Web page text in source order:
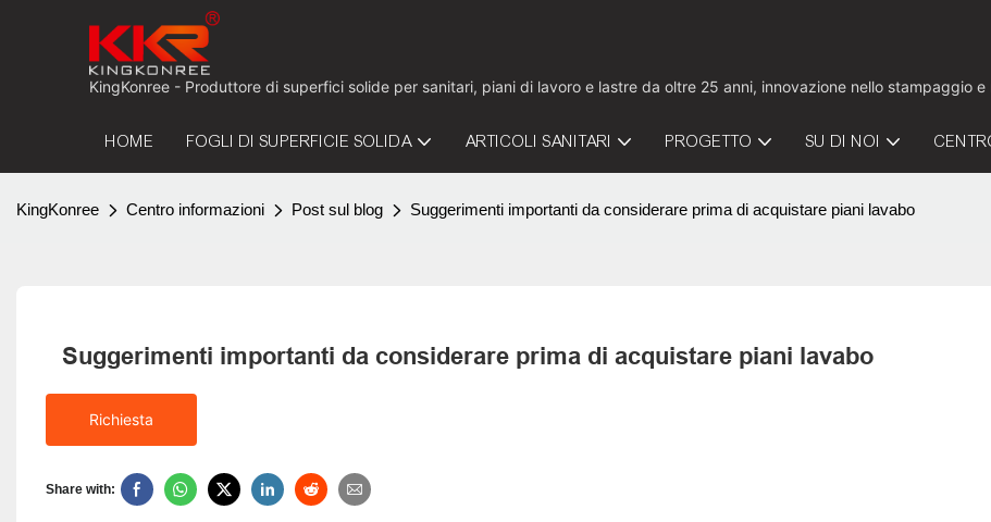
KingKonree - Produttore di superfici solide per sanitari, piani di lavoro e lastre da oltre 25 anni, innovazione nello stampaggio
HOME FOGLI DI SUPERFICIE SOLIDA ARTICOLI SANITARI PROGETTO SU DI NOI
KingKonree Centro informazioni Post sul blog Suggerimenti importanti da considerare prima di acquistare piani lavabo
Suggerimenti importanti da considerare prima di acquistare piani lavabo
Richiesta
Share with: